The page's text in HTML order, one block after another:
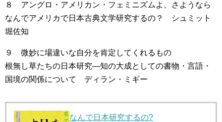
８ アングロ・アメリカン・フェミニズムよ、さようなら
なんでアメリカで日本古典文学研究するの？ シュミット
堀佐知
９ 微妙に場違いな自分を肯定してくれるもの
根無し草たちの日本研究―知の大成としての書物・言語・
国境の関係について ディラン・ミギー
なんで日本研究するの?